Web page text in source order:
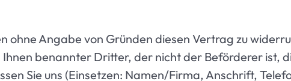
ohne Angabe von Gründen diesen Vertrag zu
benannter Dritter, der nicht der Beförderer ist,
Sie uns (Einsetzen: Namen/Firma, Anschrift,